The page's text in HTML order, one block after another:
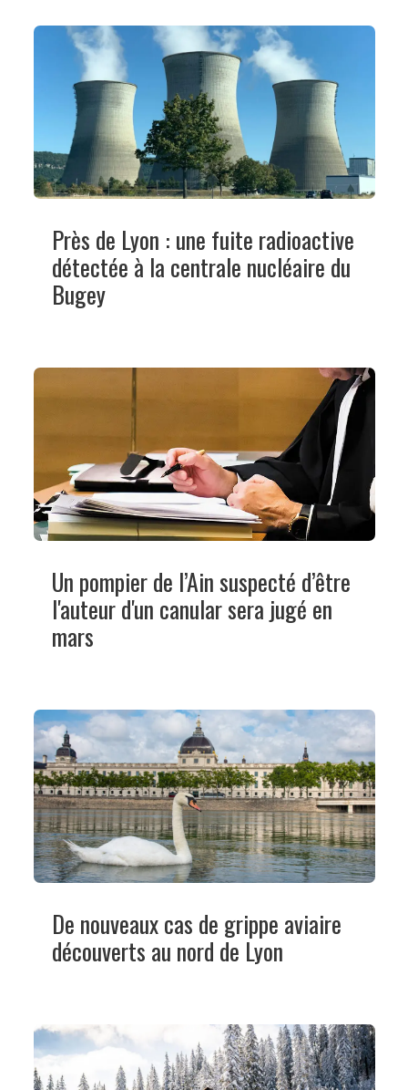
Près de Lyon : une fuite radioactive
détectée à la centrale nucléaire du
Bugey
Un pompier de l’Ain suspecté d’être
l'auteur d'un canular sera jugé en
mars
De nouveaux cas de grippe aviaire
découverts au nord de Lyon